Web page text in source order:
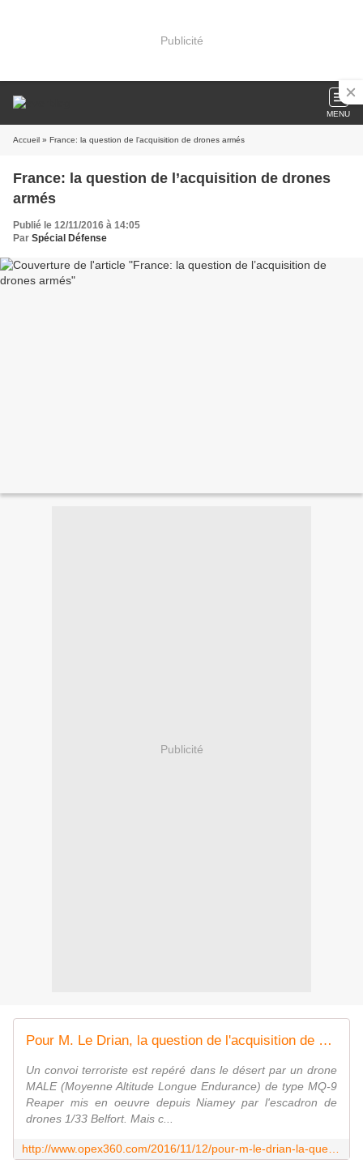
Publicité
MENU
Accueil » France: la question de l’acquisition de drones armés
France: la question de l’acquisition de drones
armés
Publié le 12/11/2016 à 14:05
Par Spécial Défense
Publicité
Pour M. Le Drian, la question de l'acquisition de drones armés se pose
Un convoi terroriste est repéré dans le désert par un drone
MALE (Moyenne Altitude Longue Endurance) de type MQ-9
Reaper mis en oeuvre depuis Niamey par l'escadron de
drones 1/33 Belfort. Mais c...